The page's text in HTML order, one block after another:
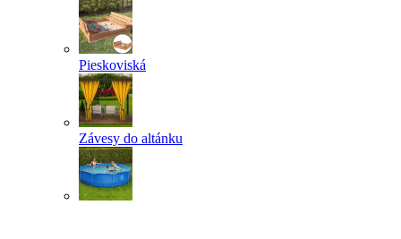
Pieskoviská
Závesy do altánku